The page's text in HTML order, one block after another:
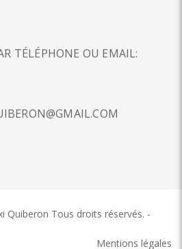
TÉLÉPHONE OU EMAIL:
Quiberon Tous droits réservés. -
Mentions légales